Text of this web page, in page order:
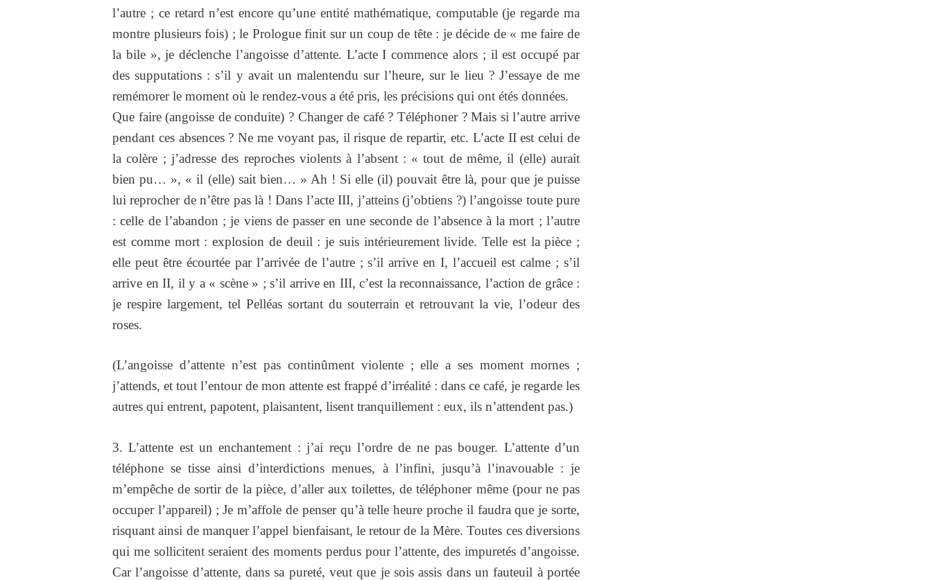
l’autre ; ce retard n’est encore qu’une entité mathématique, computable (je regarde ma
montre plusieurs fois) ; le Prologue finit sur un coup de tête : je décide de « me faire de
la bile », je déclenche l’angoisse d’attente. L’acte I commence alors ; il est occupé par
des supputations : s’il y avait un malentendu sur l’heure, sur le lieu ? J’essaye de me
remémorer le moment où le rendez-vous a été pris, les précisions qui ont étés données.
Que faire (angoisse de conduite) ? Changer de café ? Téléphoner ? Mais si l’autre arrive
pendant ces absences ? Ne me voyant pas, il risque de repartir, etc. L’acte II est celui de
la colère ; j’adresse des reproches violents à l’absent : « tout de même, il (elle) aurait
bien pu… », « il (elle) sait bien… » Ah ! Si elle (il) pouvait être là, pour que je puisse
lui reprocher de n’être pas là ! Dans l’acte III, j’atteins (j’obtiens ?) l’angoisse toute pure
: celle de l’abandon ; je viens de passer en une seconde de l’absence à la mort ; l’autre
est comme mort : explosion de deuil : je suis intérieurement livide. Telle est la pièce ;
elle peut être écourtée par l’arrivée de l’autre ; s’il arrive en I, l’accueil est calme ; s’il
arrive en II, il y a « scène » ; s’il arrive en III, c’est la reconnaissance, l’action de grâce :
je respire largement, tel Pelléas sortant du souterrain et retrouvant la vie, l’odeur des
roses.
(L’angoisse d’attente n’est pas continûment violente ; elle a ses moment mornes ;
j’attends, et tout l’entour de mon attente est frappé d’irréalité : dans ce café, je regarde les
autres qui entrent, papotent, plaisantent, lisent tranquillement : eux, ils n’attendent pas.)
3. L’attente est un enchantement : j’ai reçu l’ordre de ne pas bouger. L’attente d’un
téléphone se tisse ainsi d’interdictions menues, à l’infini, jusqu’à l’inavouable : je
m’empêche de sortir de la pièce, d’aller aux toilettes, de téléphoner même (pour ne pas
occuper l’appareil) ; Je m’affole de penser qu’à telle heure proche il faudra que je sorte,
risquant ainsi de manquer l’appel bienfaisant, le retour de la Mère. Toutes ces diversions
qui me sollicitent seraient des moments perdus pour l’attente, des impuretés d’angoisse.
Car l’angoisse d’attente, dans sa pureté, veut que je sois assis dans un fauteuil à portée